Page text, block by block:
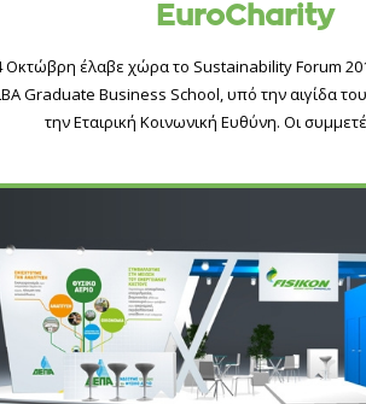
EuroCharity
Οκτώβρη έλαβε χώρα το Sustainability Forum
Graduate Business School, υπό την αιγίδα
την Εταιρική Κοινωνική Ευθύνη. Οι